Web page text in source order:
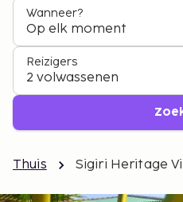
Wanneer?
Op elk moment
Reizigers
2 volwassenen
Thuis Sigiri Heritage